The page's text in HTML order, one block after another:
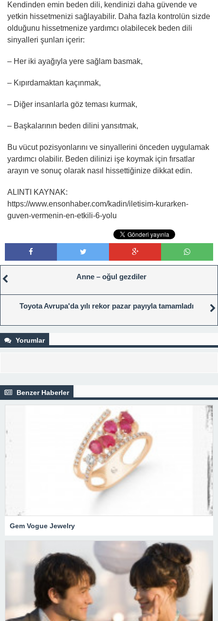
Kendinden emin beden dili, kendinizi daha güvende ve
yetkin hissetmenizi sağlayabilir. Daha fazla kontrolün sizde
olduğunu hissetmenize yardımcı olabilecek beden dili
sinyalleri şunları içerir:
– Her iki ayağıyla yere sağlam basmak,
– Kıpırdamaktan kaçınmak,
– Diğer insanlarla göz teması kurmak,
– Başkalarının beden dilini yansıtmak,
Bu vücut pozisyonlarını ve sinyallerini önceden uygulamak
yardımcı olabilir. Beden dilinizi işe koymak için fırsatlar
arayın ve sonuç olarak nasıl hissettiğinize dikkat edin.
ALINTI KAYNAK:
https://www.ensonhaber.com/kadin/iletisim-kurarken-
guven-vermenin-en-etkili-6-yolu
Anne – oğul gezdiler
Toyota Avrupa'da yılı rekor pazar payıyla tamamladı
Yorumlar
Benzer Haberler
Gem Vogue Jewelry